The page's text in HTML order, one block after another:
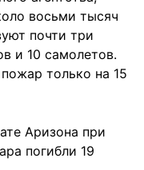
восьми тысяч
почти три
и 10 самолетов.
только на 15
Аризона при
погибли 19